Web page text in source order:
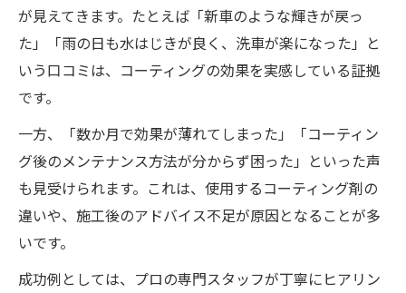
が見えてきます。たとえば「新車のような輝きが戻っ
た」「雨の日も水はじきが良く、洗車が楽になった」と
いう口コミは、コーティングの効果を実感している証拠
です。
一方、「数か月で効果が薄れてしまった」「コーティン
グ後のメンテナンス方法が分からず困った」といった声
も見受けられます。これは、使用するコーティング剤の
違いや、施工後のアドバイス不足が原因となることが多
いです。
成功例としては、プロの専門スタッフが丁寧にヒアリン